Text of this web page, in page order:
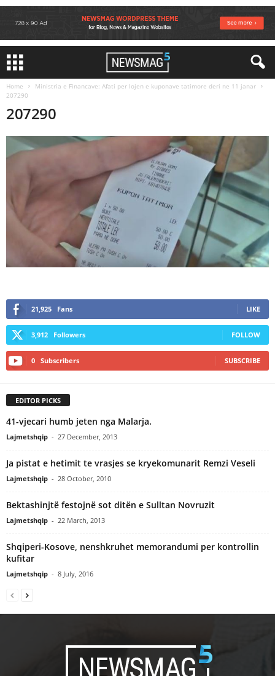
Home
Ministria e Financave: Afati per lojen e kuponave tatimore deri ne 11 janar
207290
207290
21,925 Fans LIKE
3,912 Followers FOLLOW
0 Subscribers SUBSCRIBE
EDITOR PICKS
41-vjecari humb jeten nga Malarja.
Lajmetshqip - 27 December, 2013
Ja pistat e hetimit te vrasjes se kryekomunarit Remzi Veseli
Lajmetshqip - 28 October, 2010
Bektashinjtë festojnë sot ditën e Sulltan Novruzit
Lajmetshqip - 22 March, 2013
Shqiperi-Kosove, nenshkruhet memorandumi per kontrollin
kufitar
Lajmetshqip - 8 July, 2016